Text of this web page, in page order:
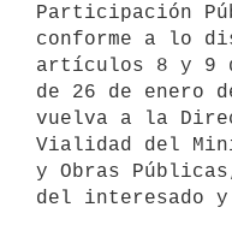
Participación
conforme a lo
artículos 8 y 9
de 26 de enero
vuelva a la
Vialidad del
y Obras